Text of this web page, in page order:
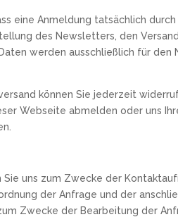
eine Anmeldung tatsächlich
des Newsletters, den
werden ausschließlich für den
können Sie jederzeit
Webseite abmelden oder uns
uns zum Zwecke der
der Anfrage und der
Zwecke der Bearbeitung der